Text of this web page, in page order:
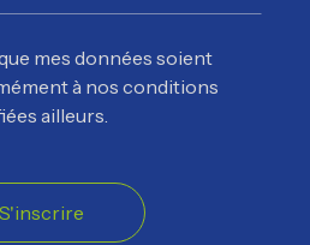
mes données soient
à nos conditions
ailleurs.
S'inscrire